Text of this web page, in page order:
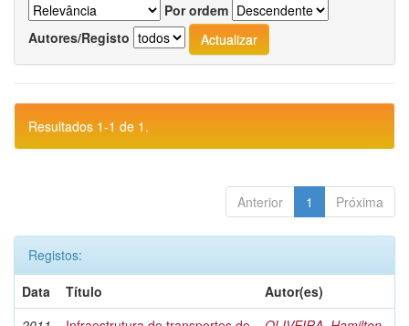
Por ordem
Autores/Registo
Resultados 1-1 de 1.
Anterior 1 Próxima
Registos:
Data
Título
Autor(es)